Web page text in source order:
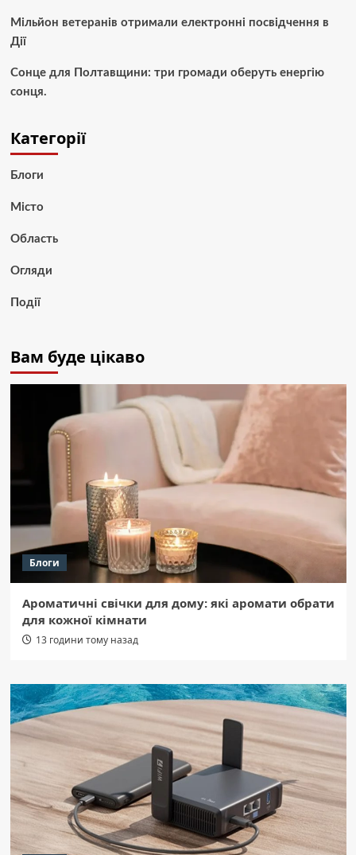
Мільйон ветеранів отримали електронні посвідчення в
Дії
Сонце для Полтавщини: три громади оберуть енергію
сонця.
Категорії
Блоги
Місто
Область
Огляди
Події
Вам буде цікаво
Блоги
Ароматичні свічки для дому: які аромати обрати
для кожної кімнати
13 години тому назад